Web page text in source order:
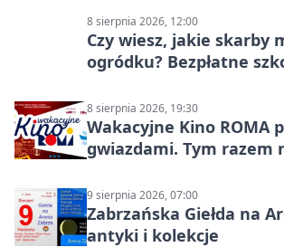
8 sierpnia 2026, 12:00
Czy wiesz, jakie skarby
ogródku? Bezpłatne
8 sierpnia 2026, 19:30
Wakacyjne Kino ROMA
gwiazdami. Tym razem
9 sierpnia 2026, 07:00
Zabrzańska Giełda na
antyki i kolekcje